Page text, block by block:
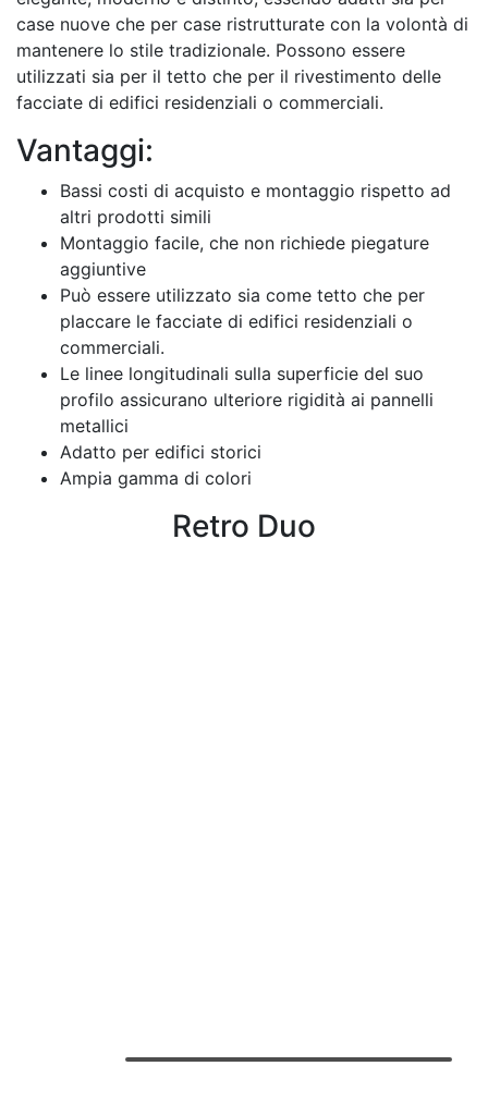
case nuove che per case ristrutturate con la volontà di
mantenere lo stile tradizionale. Possono essere
utilizzati sia per il tetto che per il rivestimento delle
facciate di edifici residenziali o commerciali.
Vantaggi:
Bassi costi di acquisto e montaggio rispetto ad
altri prodotti simili
Montaggio facile, che non richiede piegature
aggiuntive
Può essere utilizzato sia come tetto che per
placcare le facciate di edifici residenziali o
commerciali.
Le linee longitudinali sulla superficie del suo
profilo assicurano ulteriore rigidità ai pannelli
metallici
Adatto per edifici storici
Ampia gamma di colori
Retro Duo